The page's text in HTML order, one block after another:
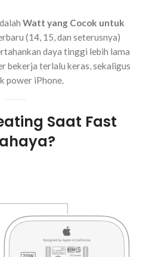
Watt yang Cocok untuk
(14, 15, dan seterusnya)
daya tinggi lebih lama
bekerja terlalu keras, sekaligus
power iPhone.
Saat Fast